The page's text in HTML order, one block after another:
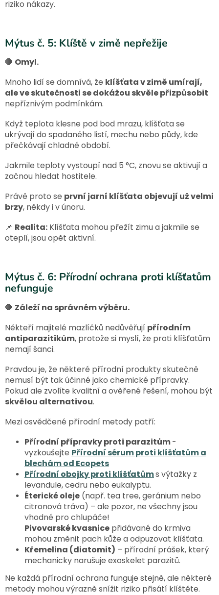
riziko nákazy.
Mýtus č. 5: Klíště v zimě nepřežije
🛑 Omyl.
Mnoho lidí se domnívá, že klíšťata v zimě umírají,
ale ve skutečnosti se dokážou skvěle přizpůsobit
nepříznivým podmínkám.
Když teplota klesne pod bod mrazu, klíšťata se
ukrývají do spadaného listí, mechu nebo půdy, kde
přečkávají chladné období.
Jakmile teploty vystoupí nad 5 °C, znovu se aktivují a
začnou hledat hostitele.
Právě proto se první jarní klíšťata objevují už velmi
brzy, někdy i v únoru.
📌 Realita: Klíšťata mohou přežít zimu a jakmile se
oteplí, jsou opět aktivní.
Mýtus č. 6: Přírodní ochrana proti klíšťatům
nefunguje
🛑 Záleží na správném výběru.
Někteří majitelé mazlíčků nedůvěřují přírodním
antiparazitikům, protože si myslí, že proti klíšťatům
nemají šanci.
Pravdou je, že některé přírodní produkty skutečně
nemusí být tak účinné jako chemické přípravky.
Pokud ale zvolíte kvalitní a ověřené řešení, mohou být
skvělou alternativou.
Mezi osvědčené přírodní metody patří:
Přírodní přípravky proti parazitům-
vyzkoušejte Přírodní sérum proti klíšťatům a
blechám od Ecopets
Přírodní obojky proti klíšťatůms výtažky z
levandule, cedru nebo eukalyptu.
Éterické oleje (např. tea tree, geránium nebo
citronová tráva) – ale pozor, ne všechny jsou
vhodné pro chlupáče!
Pivovarské kvasnice přidávané do krmiva
mohou změnit pach kůže a odpuzovat klíšťata.
Křemelina (diatomit) – přírodní prášek, který
mechanicky narušuje exoskelet parazitů.
Ne každá přírodní ochrana funguje stejně, ale některé
metody mohou výrazně snížit riziko přisátí klíštěte.